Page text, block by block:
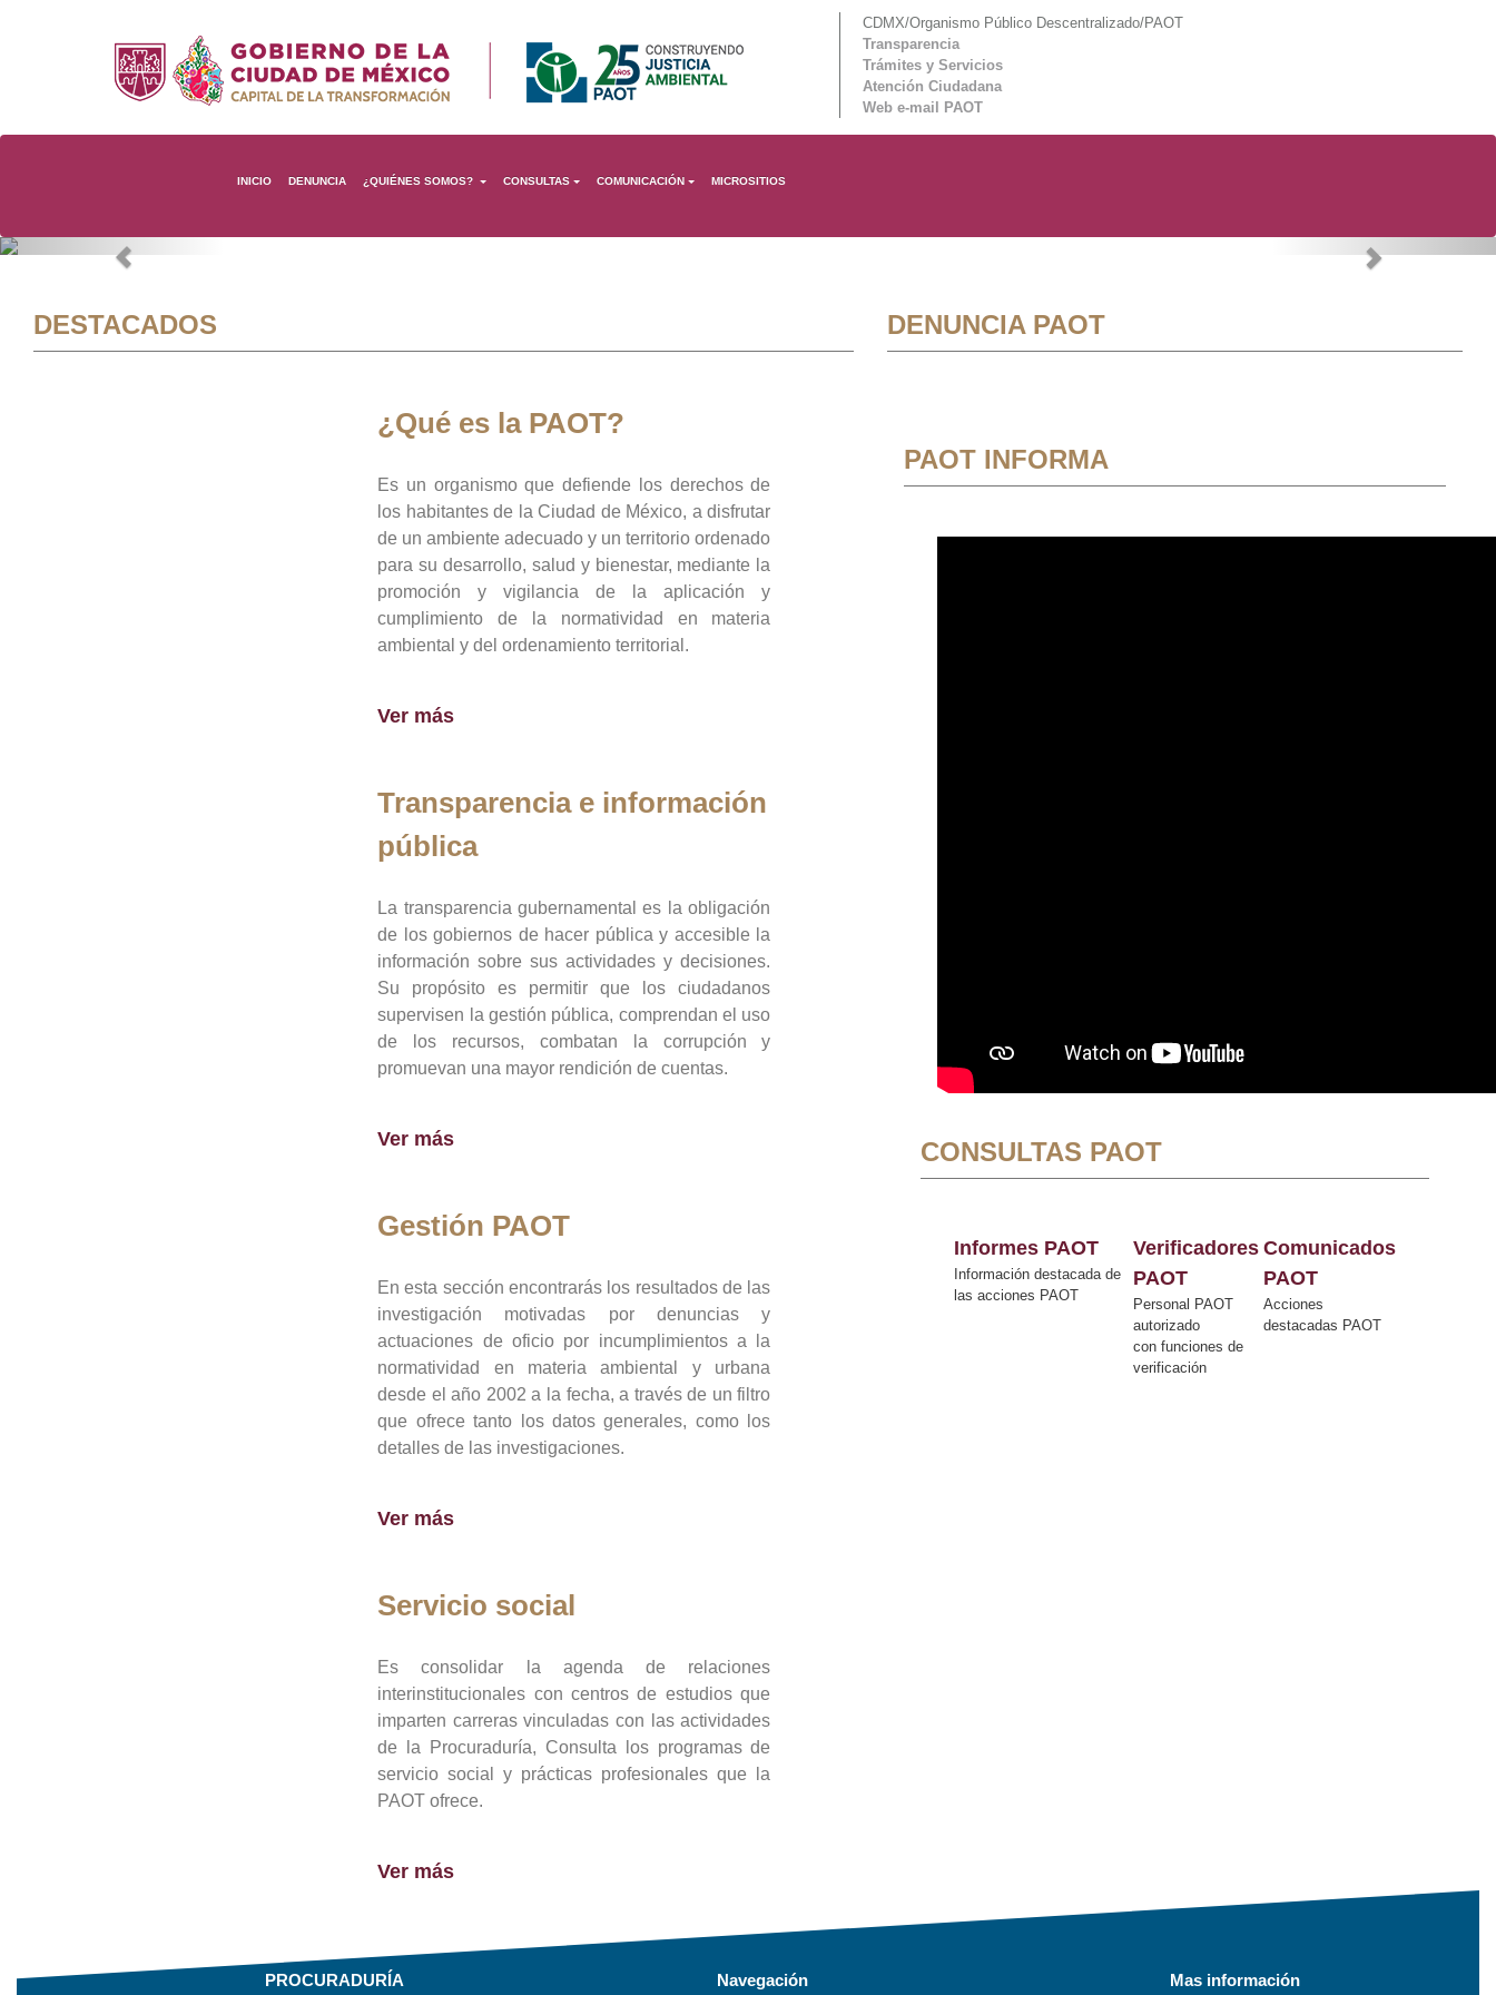
CDMX/Organismo Público Descentralizado/PAOT
Transparencia
Trámites y Servicios
Atención Ciudadana
Web e-mail PAOT
INICIO DENUNCIA ¿QUIÉNES SOMOS? CONSULTAS COMUNICACIÓN MICROSITIOS
Previous Next
DESTACADOS
¿Qué es la PAOT?
Es un organismo que defiende los derechos de
los habitantes de la Ciudad de México, a disfrutar
de un ambiente adecuado y un territorio ordenado
para su desarrollo, salud y bienestar, mediante la
promoción y vigilancia de la aplicación y
cumplimiento de la normatividad en materia
ambiental y del ordenamiento territorial.
Ver más
Transparencia e información
pública
La transparencia gubernamental es la obligación
de los gobiernos de hacer pública y accesible la
información sobre sus actividades y decisiones.
Su propósito es permitir que los ciudadanos
supervisen la gestión pública, comprendan el uso
de los recursos, combatan la corrupción y
promuevan una mayor rendición de cuentas.
Ver más
Gestión PAOT
En esta sección encontrarás los resultados de las
investigación motivadas por denuncias y
actuaciones de oficio por incumplimientos a la
normatividad en materia ambiental y urbana
desde el año 2002 a la fecha, a través de un filtro
que ofrece tanto los datos generales, como los
detalles de las investigaciones.
Ver más
Servicio social
Es consolidar la agenda de relaciones
interinstitucionales con centros de estudios que
imparten carreras vinculadas con las actividades
de la Procuraduría, Consulta los programas de
servicio social y prácticas profesionales que la
PAOT ofrece.
Ver más
DENUNCIA PAOT
PAOT INFORMA
CONSULTAS PAOT
Informes PAOT
Información destacada de
las acciones PAOT
Verificadores
PAOT
Personal PAOT
autorizado
con funciones de
verificación
Comunicados
PAOT
Acciones
destacadas PAOT
PROCURADURÍA Navegación Mas información